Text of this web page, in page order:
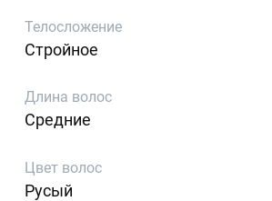
Телосложение
Стройное
Длина волос
Средние
Цвет волос
Русый